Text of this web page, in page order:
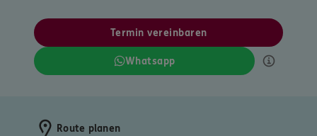
Termin vereinbaren
Whatsapp
Route planen